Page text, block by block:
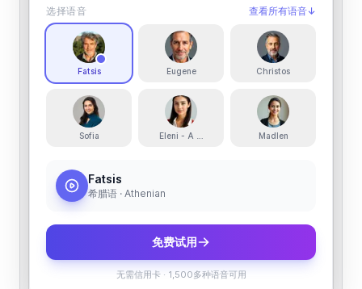
选择语音 查看所有语音↓
Fatsis Eugene Christos
Sofia Eleni - A calm female youthful voice
Madlen
Fatsis
希腊语 · Athenian
免费试用
无需信用卡· 1,500多种语音可用